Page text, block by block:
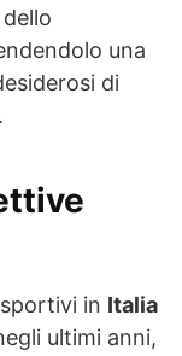
una
di
in Italia
ultimi anni,